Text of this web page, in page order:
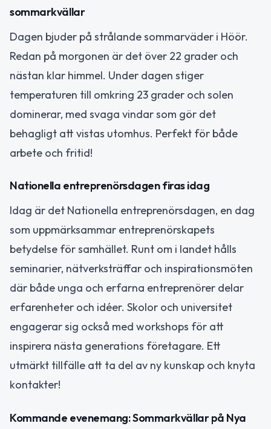
sommarkvällar
Dagen bjuder på strålande sommarväder i Höör.
Redan på morgonen är det över 22 grader och
nästan klar himmel. Under dagen stiger
temperaturen till omkring 23 grader och solen
dominerar, med svaga vindar som gör det
behagligt att vistas utomhus. Perfekt för både
arbete och fritid!
Nationella entreprenörsdagen firas idag
Idag är det Nationella entreprenörsdagen, en dag
som uppmärksammar entreprenörskapets
betydelse för samhället. Runt om i landet hålls
seminarier, nätverksträffar och inspirationsmöten
där både unga och erfarna entreprenörer delar
erfarenheter och idéer. Skolor och universitet
engagerar sig också med workshops för att
inspirera nästa generations företagare. Ett
utmärkt tillfälle att ta del av ny kunskap och knyta
kontakter!
Kommande evenemang: Sommarkvällar på Nya